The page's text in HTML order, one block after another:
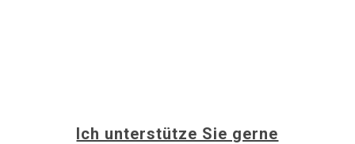
Ich unterstütze Sie gerne